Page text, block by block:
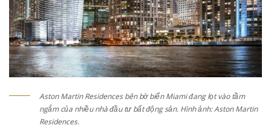
Aston Martin Residences bên bờ biển Miami đang lọt vào tầm
ngắm của nhiều nhà đầu tư bất động sản. Hình ảnh: Aston Martin
Residences.